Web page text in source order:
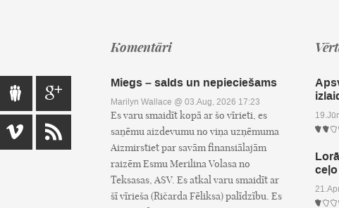
Komentāri
Miegs – salds un nepieciešams
Marilyn Wallace @ 03.Aug, 2026 17:23
Es varu smaidīt kopā ar šo vīrieti, es
saņēmu aizdevumu no viņa uzņēmuma
Aizmirstiet par savām finansiālajām
raizēm Esmu Merilina Volasa no
Teksasas, ASV. Es atkal varu smaidīt ar
šī vīrieša (Ričarda Fēliksa) palīdzību. Es